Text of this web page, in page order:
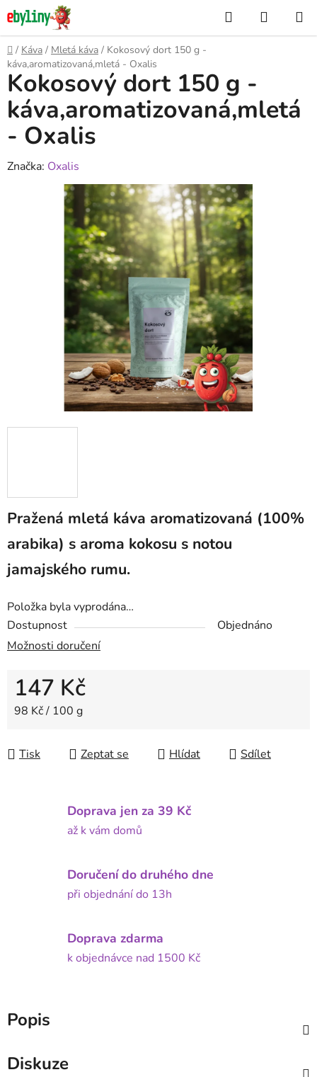
Přejít
na
obsah
Hledat
KOŠÍK
Domů
/ Káva / Mletá káva / Kokosový dort 150 g -
káva,aromatizovaná,mletá - Oxalis
Pražená mletá káva aromatizovaná (100%
arabika) s aroma kokosu s notou
jamajského rumu.
Položka byla vyprodána…
Dostupnost
Objednáno
Možnosti doručení
147 Kč
Měrná cena:
98 Kč / 100 g
Tisk Zeptat se Hlídat Sdílet
Kokosový dort 150 g -
káva,aromatizovaná,mletá
- Oxalis
Značka: Oxalis
Doprava jen za 39 Kč
až k vám domů
Doručení do druhého dne
při objednání do 13h
Doprava zdarma
k objednávce nad 1500 Kč
Popis
Diskuze